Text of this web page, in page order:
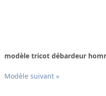
modèle tricot débardeur
Modèle suivant »